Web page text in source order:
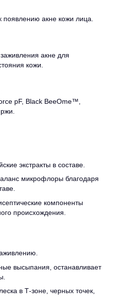
акне кожи лица.
акне для
кожи.
pF, Black BeeOme™,
экстракты в составе.
микрофлоры благодаря
компоненты
происхождения.
высыпания, останавливает
в Т-зоне, черных точек,